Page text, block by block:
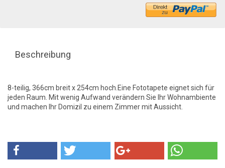
Beschreibung
8-teilig, 366cm breit x 254cm hoch.Eine Fototapete eignet sich für
jeden Raum. Mit wenig Aufwand verändern Sie Ihr Wohnambiente
und machen Ihr Domizil zu einem Zimmer mit Aussicht.